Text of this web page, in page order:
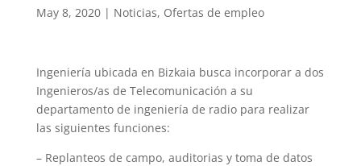
May 8, 2020| Noticias, Ofertas de empleo
Ingeniería ubicada en Bizkaia busca incorporar a dos
Ingenieros/as de Telecomunicación a su
departamento de ingeniería de radio para realizar
las siguientes funciones:
– Replanteos de campo, auditorias y toma de datos